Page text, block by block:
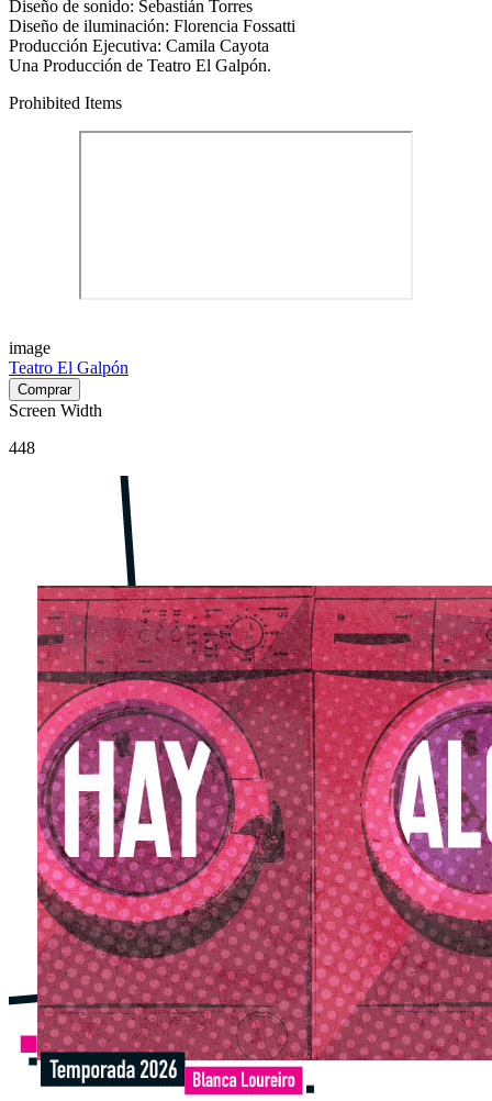
Diseño de sonido: Sebastián Torres
Diseño de iluminación: Florencia Fossatti
Producción Ejecutiva: Camila Cayota
Una Producción de Teatro El Galpón.
Prohibited Items
image
Teatro El Galpón
Screen Width
448